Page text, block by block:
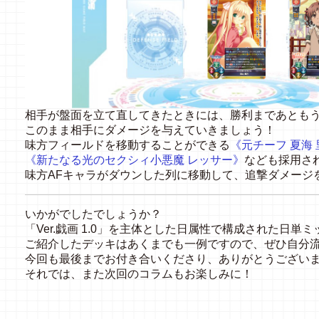
相手が盤面を立て直してきたときには、勝利まであとも
このまま相手にダメージを与えていきましょう！
味方フィールドを移動することができる
《元チーフ 夏海
《新たなる光のセクシィ小悪魔 レッサー》 なども採用さ
味方AFキャラがダウンした列に移動して、追撃ダメージ
いかがでしたでしょうか？
「Ver.戯画 1.0」を主体とした日属性で構成された日単
ご紹介したデッキはあくまでも一例ですので、ぜひ自分
今回も最後までお付き合いくださり、ありがとうござい
それでは、また次回のコラムもお楽しみに！